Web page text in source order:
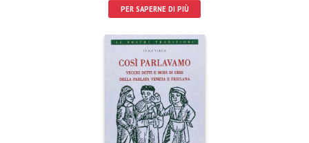
PER SAPERNE DI PIÙ